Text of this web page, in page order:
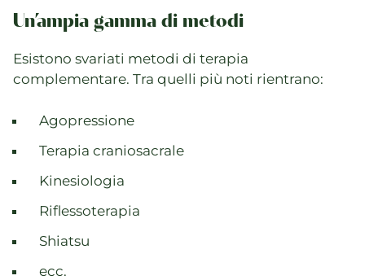
Un’ampia gamma di metodi
Esistono svariati metodi di terapia
complementare. Tra quelli più noti rientrano:
Agopressione
Terapia craniosacrale
Kinesiologia
Riflessoterapia
Shiatsu
ecc.